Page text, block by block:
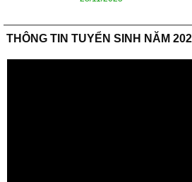
THÔNG TIN TUYỂN SINH NĂM